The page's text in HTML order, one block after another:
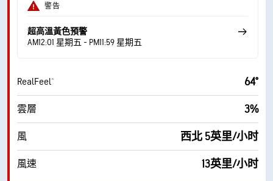
警告
超高溫黃色預警
AM12:01 星期五 - PM11:59 星期五
RealFeel® 64°
雲層 3%
風 西北 5英里/小时
風速 13英里/小时